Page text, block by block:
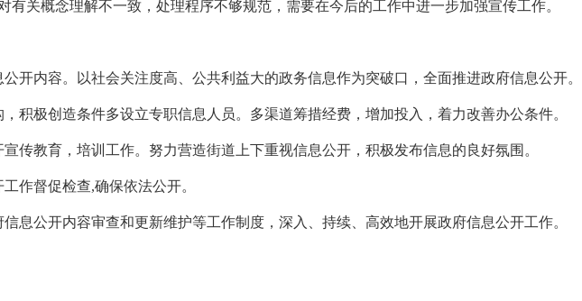
有关概念理解不一致，处理程序不够规范，需要在今后的工作中进一步加强宣传工作。
开内容。以社会关注度高、公共利益大的政务信息作为突破口，全面推进政府信息公开。
积极创造条件多设立专职信息人员。多渠道筹措经费，增加投入，着力改善办公条件。
传教育，培训工作。努力营造街道上下重视信息公开，积极发布信息的良好氛围。
作督促检查,确保依法公开。
息公开内容审查和更新维护等工作制度，深入、持续、高效地开展政府信息公开工作。